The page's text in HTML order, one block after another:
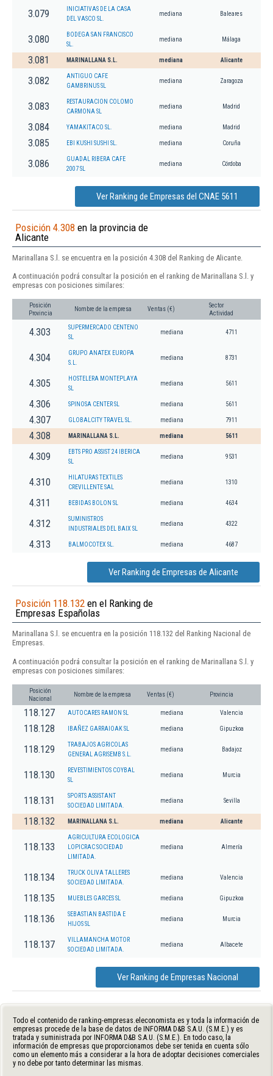
3.079
INICIATIVAS DE LA CASA
DEL VASCO SL.
mediana Baleares
3.080
BODEGA SAN FRANCISCO
SL.
mediana Málaga
3.081 MARINALLANA S.L. mediana Alicante
3.082
ANTIGUO CAFE
GAMBRINUS SL
mediana Zaragoza
3.083
RESTAURACION COLOMO
CARMONA SL
mediana Madrid
3.084 YAMAKITACO SL. mediana Madrid
3.085 EBI KUSHI SUSHI SL. mediana Coruña
3.086
GUADAL RIBERA CAFE
2007 SL
mediana Córdoba
Ver Ranking de Empresas del CNAE 5611
Posición 4.308 en la provincia de
Alicante
Marinallana S.l. se encuentra en la posición 4.308 del Ranking de Alicante.
A continuación podrá consultar la posición en el ranking de Marinallana S.l. y
empresas con posiciones similares:
Posición
Provincia
Nombre de la empresa Ventas (€)
Sector
Actividad
4.303
SUPERMERCADO CENTENO
SL
mediana 4711
4.304
GRUPO ANATEX EUROPA
S.L.
mediana 8731
4.305
HOSTELERA MONTEPLAYA
SL
mediana 5611
4.306 SPINOSA CENTER SL mediana 5611
4.307 GLOBALCITY TRAVEL SL. mediana 7911
4.308 MARINALLANA S.L. mediana 5611
4.309
EBTS PRO ASSIST 24 IBERICA
SL
mediana 9531
4.310
HILATURAS TEXTILES
CREVILLENTE SAL
mediana 1310
4.311 BEBIDAS BOLON SL mediana 4634
4.312
SUMINISTROS
INDUSTRIALES DEL BAIX SL
mediana 4322
4.313 BALMOCOTEX SL. mediana 4687
Ver Ranking de Empresas de Alicante
Posición 118.132 en el Ranking de
Empresas Españolas
Marinallana S.l. se encuentra en la posición 118.132 del Ranking Nacional de
Empresas.
A continuación podrá consultar la posición en el ranking de Marinallana S.l. y
empresas con posiciones similares:
Posición
Nacional
Nombre de la empresa Ventas (€) Provincia
118.127 AUTOCARES RAMON SL mediana Valencia
118.128 IBAÑEZ GARRAIOAK SL mediana Gipuzkoa
118.129
TRABAJOS AGRICOLAS
GENERAL AGRISEMB S.L.
mediana Badajoz
118.130
REVESTIMIENTOS COYBAL
SL
mediana Murcia
118.131
SPORTS ASSISTANT
SOCIEDAD LIMITADA.
mediana Sevilla
118.132 MARINALLANA S.L. mediana Alicante
118.133
AGRICULTURA ECOLOGICA
LOPICRAC SOCIEDAD
LIMITADA.
mediana Almería
118.134
TRUCK OLIVA TALLERES
SOCIEDAD LIMITADA.
mediana Valencia
118.135 MUEBLES GARCES SL mediana Gipuzkoa
118.136
SEBASTIAN BASTIDA E
HIJOS SL
mediana Murcia
118.137
VILLAMANCHA MOTOR
SOCIEDAD LIMITADA.
mediana Albacete
Ver Ranking de Empresas Nacional
Todo el contenido de ranking-empresas.eleconomista.es y toda la información de
empresas procede de la base de datos de INFORMA D&B S.A.U. (S.M.E.) y es
tratada y suministrada por INFORMA D&B S.A.U. (S.M.E.). En todo caso, la
información de empresas que proporcionamos debe ser tenida en cuenta sólo
como un elemento más a considerar a la hora de adoptar decisiones comerciales
y no debe por tanto determinar las mismas.